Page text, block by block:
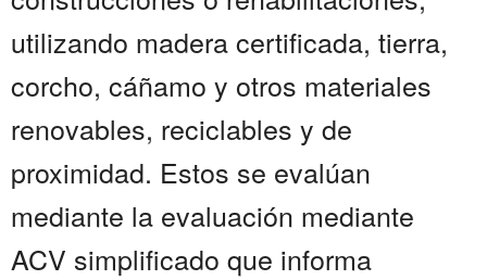
utilizando madera certificada, tierra,
corcho, cáñamo y otros materiales
renovables, reciclables y de
proximidad. Estos se evalúan
mediante la evaluación mediante
ACV simplificado que informa